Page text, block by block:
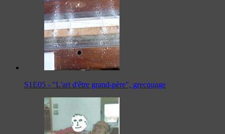
S1E05 - "L'art d'être grand-père", grecquage